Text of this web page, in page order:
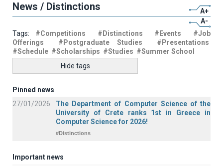
News / Distinctions
A+
A-
Tags: #Competitions #Distinctions #Events
#Job
Offerings
#Postgraduate Studies
#Presentations
#Schedule #Scholarships #Studies #Summer School
Hide tags
Pinned news
27/01/2026
The Department of Computer Science of the
University of Crete ranks 1st in Greece in
Computer Science for 2026!
#Distinctions
Important news